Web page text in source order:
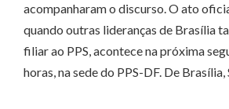
acompanharam o discurso. O ato
quando outras lideranças de Brasília
filiar ao PPS, acontece na próxima
horas, na sede do PPS-DF. De